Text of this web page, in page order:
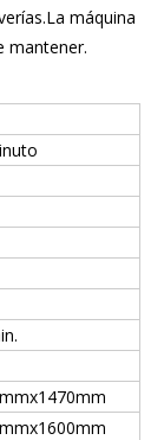
máquina
mantener.